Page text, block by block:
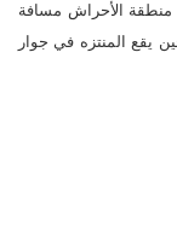
منطقة الأحراش مسافة
يقع المنتزه في جوار